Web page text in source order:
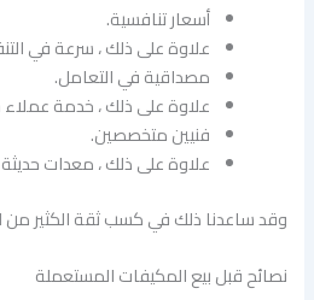
أسعار تنافسية.
علاوة على ذلك ، سرعة في
مصداقية في التعامل.
علاوة على ذلك ، خدمة عملاء
فنيين متخصصين.
علاوة على ذلك ، معدات
وقد ساعدنا ذلك في كسب ثقة الكثير من
نصائح قبل بيع المكيفات المستعملة